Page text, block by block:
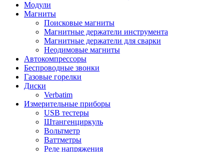
Модули
Магниты
Поисковые магниты
Магнитные держатели инструмента
Магнитные держатели для сварки
Неодимовые магниты
Автокомпрессоры
Беспроводные звонки
Газовые горелки
Диски
Verbatim
Измерительные приборы
USB тестеры
Штангенциркуль
Вольтметр
Ваттметры
Реле напряжения